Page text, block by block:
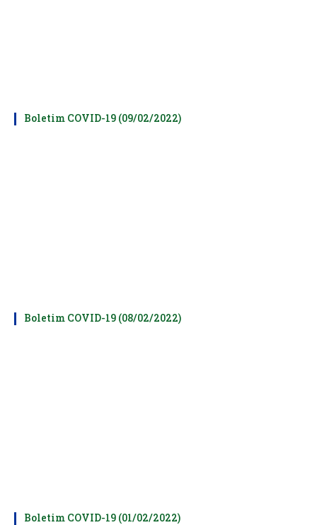
Boletim COVID-19 (09/02/2022)
Boletim COVID-19 (08/02/2022)
Boletim COVID-19 (01/02/2022)